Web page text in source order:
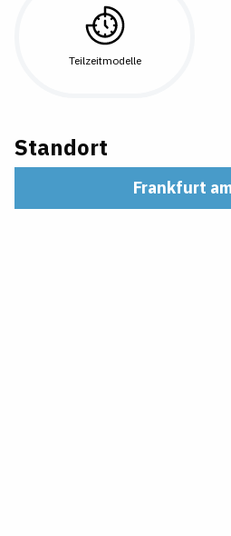
Teilzeitmodelle
Standort
Frankfurt